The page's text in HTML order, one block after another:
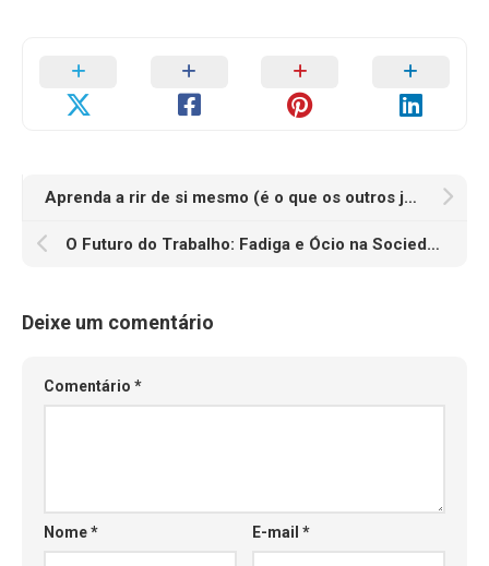
Aprenda a rir de si mesmo (é o que os outros já estão fazendo)
O Futuro do Trabalho: Fadiga e Ócio na Sociedade Pós-Industrial
Deixe um comentário
Comentário *
Nome* E-mail*